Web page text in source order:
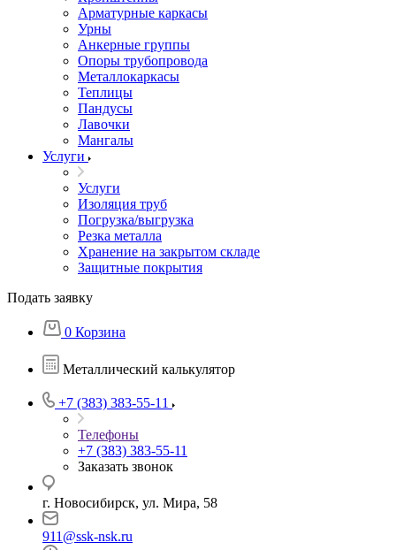
Арматурные каркасы
Урны
Анкерные группы
Опоры трубопровода
Металлокаркасы
Теплицы
Пандусы
Лавочки
Мангалы
Услуги
Услуги
Изоляция труб
Погрузка/выгрузка
Резка металла
Хранение на закрытом складе
Защитные покрытия
Подать заявку
0 Корзина
Металлический калькулятор
+7 (383) 383-55-11
Телефоны
+7 (383) 383-55-11
Заказать звонок
г. Новосибирск, ул. Мира, 58
911@ssk-nsk.ru